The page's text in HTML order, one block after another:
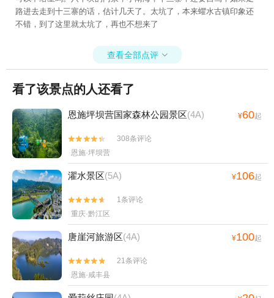
路进去走到十三寨的话，估计几天了。太坑了，本来蠷水古镇印象还
不错，到了这里就太坑了，再也不想来了
查看全部点评 
看了该景点的人还看了
恩施坪坝营国家森林公园景区(4A) ¥60起


308条评论
恩施·坪坝营
濯水景区(5A) ¥106起


1条评论
重庆·黔江区
唐崖河旅游区(4A) ¥100起


21条评论
恩施·咸丰县